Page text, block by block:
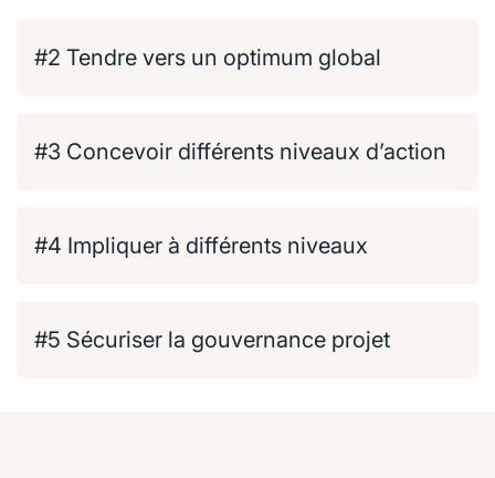
#2 Tendre vers un optimum global​
#3 Concevoir différents niveaux d’action​
#4 Impliquer à différents niveaux​
#5 Sécuriser la gouvernance projet​